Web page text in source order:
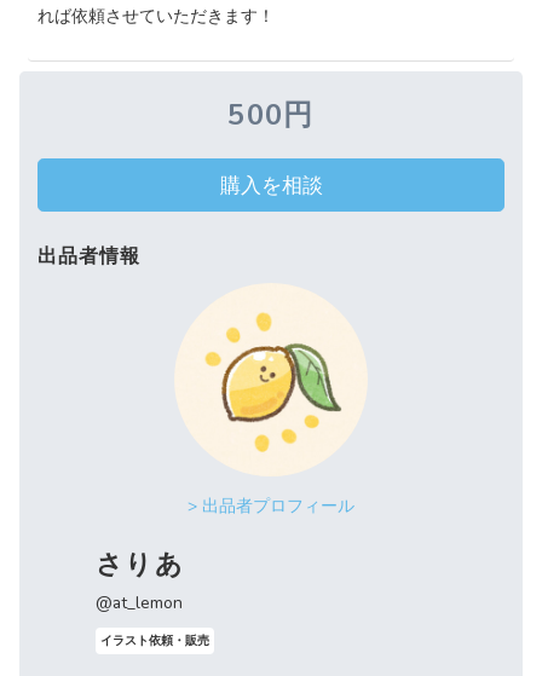
れば依頼させていただきます！
500円
購入を相談
出品者情報
> 出品者プロフィール
さりあ
@at_lemon
イラスト依頼・販売